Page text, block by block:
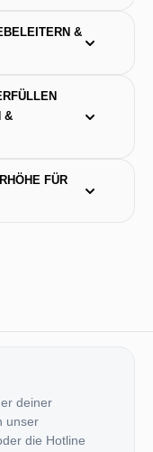
&
&
FÜR
deiner
unser
die Hotline